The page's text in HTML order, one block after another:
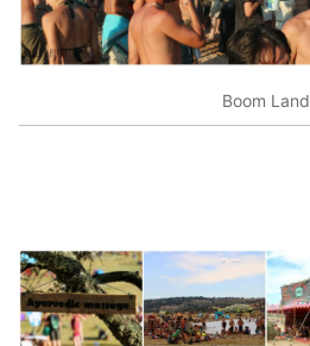
Boom Land